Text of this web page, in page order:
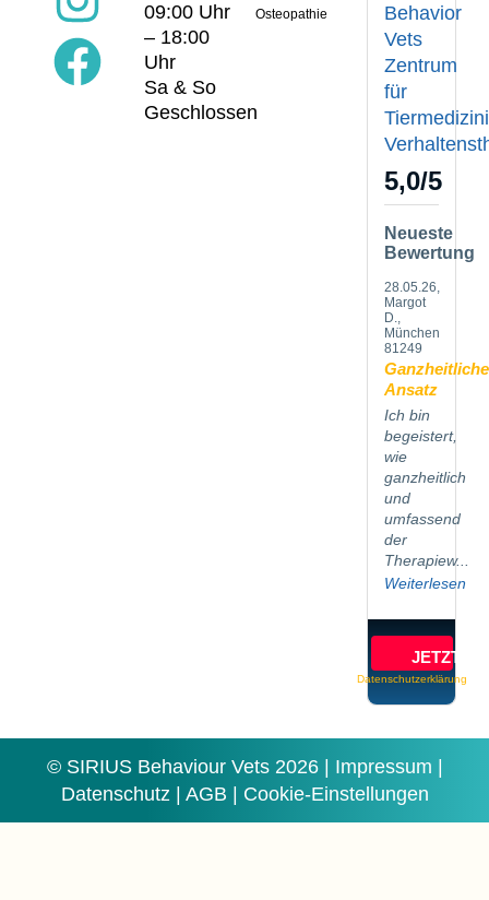
09:00 Uhr
– 18:00
Uhr
Sa & So
Geschlossen
Osteopathie
Behavior
Vets
Zentrum
für
5,0/5
Neueste
Bewertung
28.05.26,
Margot
D.,
München
81249
Ansatz
Ich bin
begeistert,
wie
ganzheitlich
und
umfassend
der
Therapiew...
Weiterlesen
JETZT
Datenschutzerklärung
© SIRIUS Behaviour Vets 2026 | Impressum |
Datenschutz | AGB | Cookie-Einstellungen